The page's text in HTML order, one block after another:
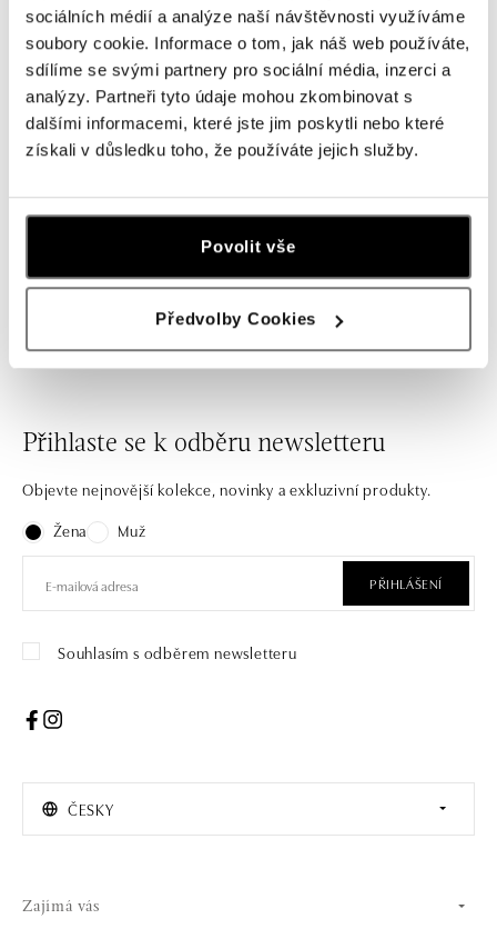
sociálních médií a analýze naší návštěvnosti využíváme
soubory cookie. Informace o tom, jak náš web používáte,
sdílíme se svými partnery pro sociální média, inzerci a
analýzy. Partneři tyto údaje mohou zkombinovat s
dalšími informacemi, které jste jim poskytli nebo které
získali v důsledku toho, že používáte jejich služby.
Povolit vše
Předvolby Cookies
Přihlaste se k odběru newsletteru
Objevte nejnovější kolekce, novinky a exkluzivní produkty.
Žena
Muž
PŘIHLÁŠENÍ
Souhlasím s odběrem newsletteru
ČESKY
Zajímá vás